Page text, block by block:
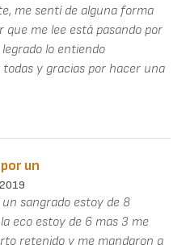
me sentí de alguna forma
que me lee está pasando por
lo entiendo
y gracias por hacer una
un
sangrado estoy de 8
eco estoy de 6 mas 3 me
retenido y me mandaron a